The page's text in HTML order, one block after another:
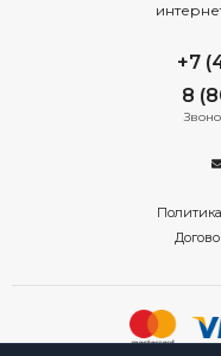
+7
8